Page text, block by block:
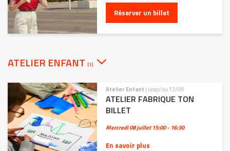
Réserver un billet
ATELIER ENFANT (1)
Atelier Enfant | jusqu'au 12/08
ATELIER FABRIQUE TON
BILLET
Mercredi 08 juillet15:00 - 16:30
En savoir plus